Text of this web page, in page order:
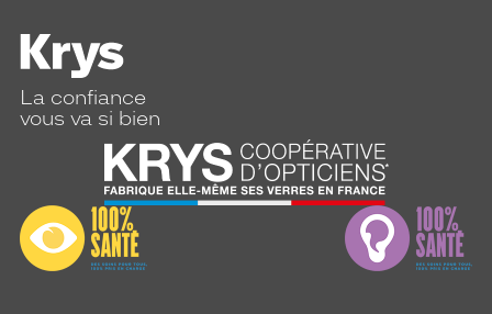
La confiance
vous va si bien